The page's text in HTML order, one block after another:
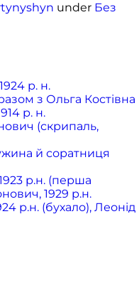
under Без
р. н.
з Ольга Костівна
р. н.
(скрипаль,
й соратниця
р.н. (перша
1929 р.н.
р.н. (бухало), Леонід